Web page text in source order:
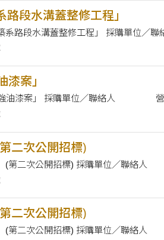
路段水溝蓋整修工程」
漆案」
採購案名 「女生宿舍
二次公開招標)
採購案
二次公開招標)
採購